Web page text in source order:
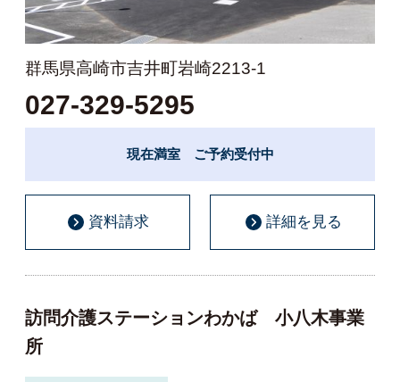
群馬県高崎市吉井町岩崎2213-1
027-329-5295
現在満室 ご予約受付中
資料請求 詳細を見る
訪問介護ステーションわかば 小八木事業
所